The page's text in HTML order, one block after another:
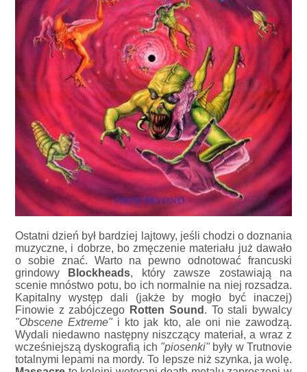
Ostatni dzień był bardziej lajtowy, jeśli chodzi o doznania
muzyczne, i dobrze, bo zmęczenie materiału już dawało
o sobie znać. Warto na pewno odnotować francuski
grindowy
Blockheads, który zawsze zostawiają na
scenie mnóstwo potu, bo ich normalnie na niej rozsadza.
Kapitalny występ dali (jakże by mogło być inaczej)
Finowie z zabójczego Rotten Sound . To stali bywalcy
"Obscene Extreme"i kto jak kto, ale oni nie zawodzą.
Wydali niedawno następny niszczący materiał, a wraz z
wcześniejszą dyskografią ich "piosenki"były w Trutnovie
totalnymi lepami na mordy. To lepsze niż szynka, ja wolę.